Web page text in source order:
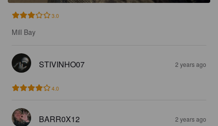
3.0
Mill Bay
STIVINHO07 2 years ago
4.0
BARR0X12 2 years ago